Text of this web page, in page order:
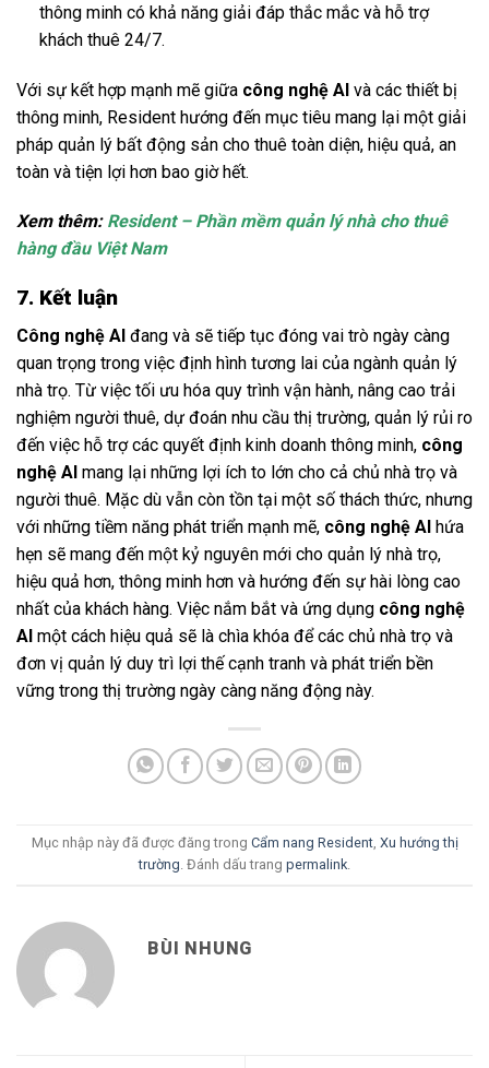
thông minh có khả năng giải đáp thắc mắc và hỗ trợ
khách thuê 24/7.
Với sự kết hợp mạnh mẽ giữa công nghệ AI và các thiết bị
thông minh, Resident hướng đến mục tiêu mang lại một giải
pháp quản lý bất động sản cho thuê toàn diện, hiệu quả, an
toàn và tiện lợi hơn bao giờ hết.
Xem thêm: Resident – Phần mềm quản lý nhà cho thuê
hàng đầu Việt Nam
7. Kết luận
Công nghệ AI đang và sẽ tiếp tục đóng vai trò ngày càng
quan trọng trong việc định hình tương lai của ngành quản lý
nhà trọ. Từ việc tối ưu hóa quy trình vận hành, nâng cao trải
nghiệm người thuê, dự đoán nhu cầu thị trường, quản lý rủi ro
đến việc hỗ trợ các quyết định kinh doanh thông minh, công
nghệ AI mang lại những lợi ích to lớn cho cả chủ nhà trọ và
người thuê. Mặc dù vẫn còn tồn tại một số thách thức, nhưng
với những tiềm năng phát triển mạnh mẽ, công nghệ AI hứa
hẹn sẽ mang đến một kỷ nguyên mới cho quản lý nhà trọ,
hiệu quả hơn, thông minh hơn và hướng đến sự hài lòng cao
nhất của khách hàng. Việc nắm bắt và ứng dụng công nghệ
AI một cách hiệu quả sẽ là chìa khóa để các chủ nhà trọ và
đơn vị quản lý duy trì lợi thế cạnh tranh và phát triển bền
vững trong thị trường ngày càng năng động này.
Mục nhập này đã được đăng trong Cẩm nang Resident, Xu hướng thị
trường. Đánh dấu trang permalink.
BÙI NHUNG